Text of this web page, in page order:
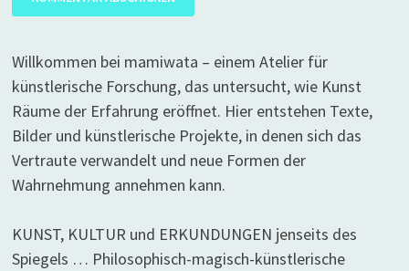
Willkommen bei mamiwata – einem Atelier für
künstlerische Forschung, das untersucht, wie Kunst
Räume der Erfahrung eröffnet. Hier entstehen Texte,
Bilder und künstlerische Projekte, in denen sich das
Vertraute verwandelt und neue Formen der
Wahrnehmung annehmen kann.
KUNST, KULTUR und ERKUNDUNGEN jenseits des
Spiegels … Philosophisch-magisch-künstlerische